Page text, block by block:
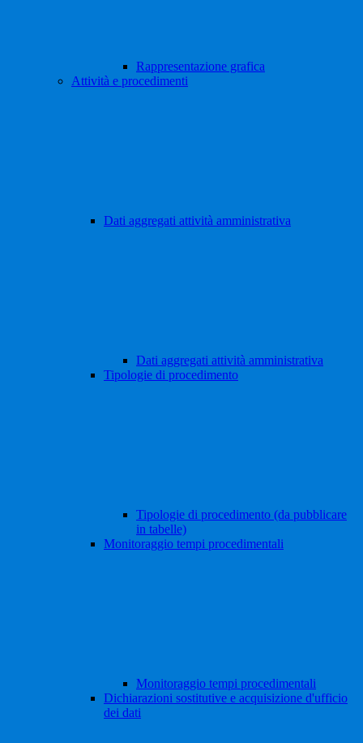
Rappresentazione grafica
Attività e procedimenti
Dati aggregati attività amministrativa
Dati aggregati attività amministrativa
Tipologie di procedimento
Tipologie di procedimento (da pubblicare
in tabelle)
Monitoraggio tempi procedimentali
Monitoraggio tempi procedimentali
Dichiarazioni sostitutive e acquisizione d'ufficio
dei dati